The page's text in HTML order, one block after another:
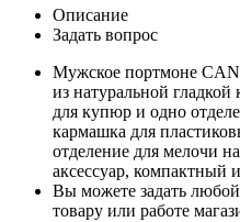
Описание
Задать вопрос
Мужское портмоне
из натуральной
для купюр и одно
кармашка для
отделение для мелочи
аксессуар, компактный
Вы можете задать
товару или работе